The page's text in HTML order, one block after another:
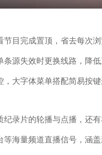
目完成置顶，省去每次
源失效时更换线路，降
大字体菜单搭配简易按
录片的轮播与点播，还
海量频道直播信号，涵